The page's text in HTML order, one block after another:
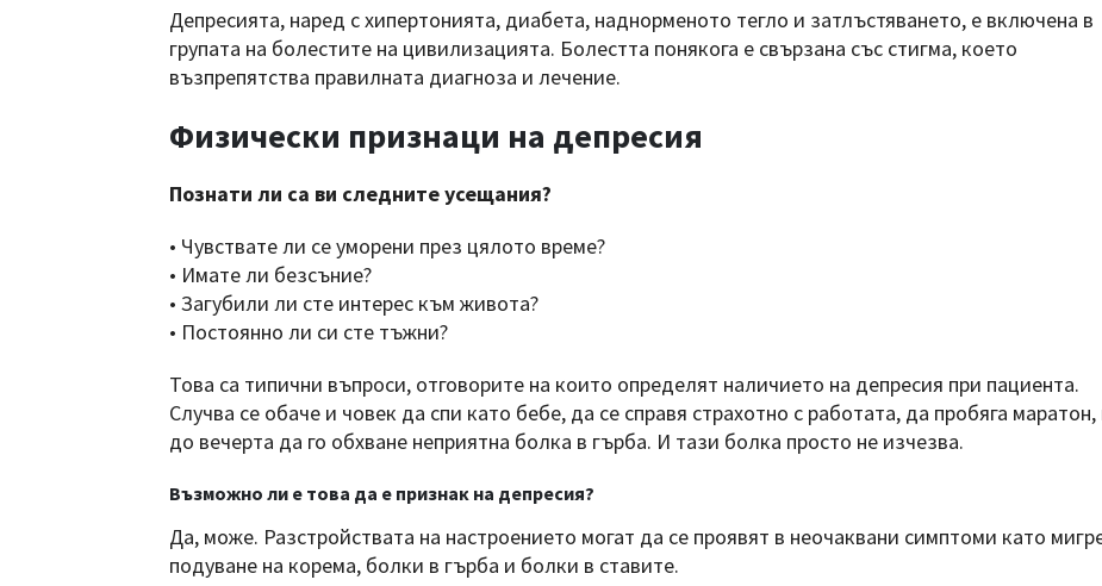
Депресията, наред с хипертонията, диабета, наднорменото тегло и затлъстяването, е включена в
групата на болестите на цивилизацията. Болестта понякога е свързана със стигма, което
възпрепятства правилната диагноза и лечение.
Физически признаци на депресия
Познати ли са ви следните усещания?
• Чувствате ли се уморени през цялото време?
• Имате ли безсъние?
• Загубили ли сте интерес към живота?
• Постоянно ли си сте тъжни?
Това са типични въпроси, отговорите на които определят наличието на депресия при пациента.
Случва се обаче и човек да спи като бебе, да се справя страхотно с работата, да пробяга маратон,
до вечерта да го обхване неприятна болка в гърба. И тази болка просто не изчезва.
Възможно ли е това да е признак на депресия?
Да, може. Разстройствата на настроението могат да се проявят в неочаквани симптоми като
подуване на корема, болки в гърба и болки в ставите.